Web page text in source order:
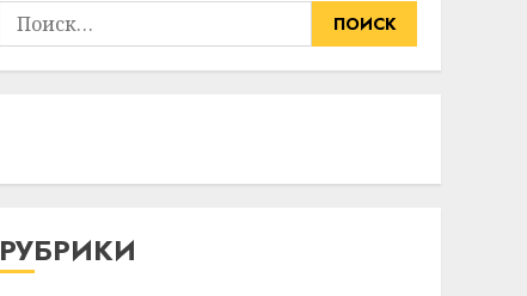
Найти:
РУБРИКИ